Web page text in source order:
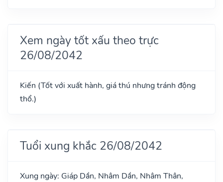
Xem ngày tốt xấu theo trực
26/08/2042
Kiến (Tốt với xuất hành, giá thú nhưng tránh động
thổ.)
Tuổi xung khắc 26/08/2042
Xung ngày: Giáp Dần, Nhâm Dần, Nhâm Thân,